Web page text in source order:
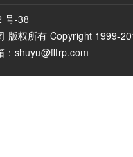
号-38
版权所有 Copyright 1999-
：shuyu@fltrp.com